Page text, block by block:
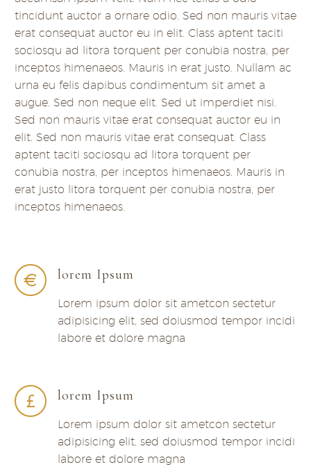
tincidunt auctor a ornare odio. Sed non mauris vitae
erat consequat auctor eu in elit. Class aptent taciti
sociosqu ad litora torquent per conubia nostra, per
inceptos himenaeos. Mauris in erat justo. Nullam ac
urna eu felis dapibus condimentum sit amet a
augue. Sed non neque elit. Sed ut imperdiet nisi.
Sed non mauris vitae erat consequat auctor eu in
elit. Sed non mauris vitae erat consequat. Class
aptent taciti sociosqu ad litora torquent per
conubia nostra, per inceptos himenaeos. Mauris in
erat justo litora torquent per conubia nostra, per
inceptos himenaeos.
lorem Ipsum
Lorem ipsum dolor sit ametcon sectetur
adipisicing elit, sed doiusmod tempor incidi
labore et dolore magna
lorem Ipsum
Lorem ipsum dolor sit ametcon sectetur
adipisicing elit, sed doiusmod tempor incidi
labore et dolore magna